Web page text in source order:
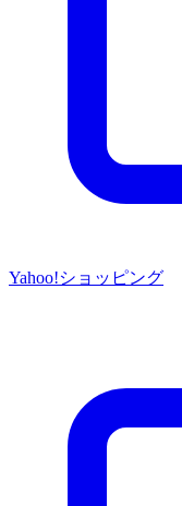
Yahoo!ショッピング